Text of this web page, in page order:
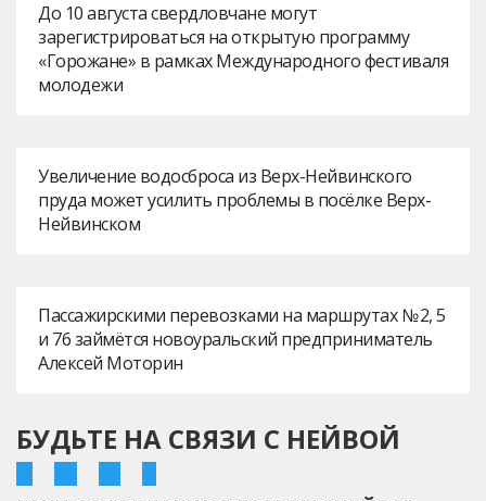
До 10 августа свердловчане могут
зарегистрироваться на открытую программу
«Горожане» в рамках Международного фестиваля
молодежи
Увеличение водосброса из Верх-Нейвинского
пруда может усилить проблемы в посёлке Верх-
Нейвинском
Пассажирскими перевозками на маршрутах № 2, 5
и 76 займётся новоуральский предприниматель
Алексей Моторин
БУДЬТЕ НА СВЯЗИ С НЕЙВОЙ